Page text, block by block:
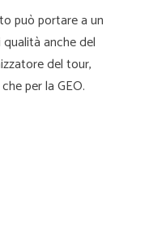
può portare a un
anche del
del tour,
per la GEO.